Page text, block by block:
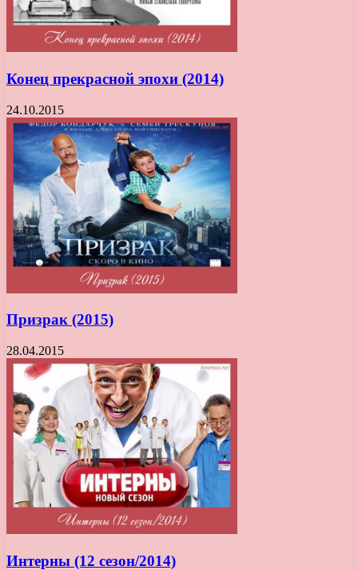
Конец прекрасной эпохи (2014)
24.10.2015
Призрак (2015)
28.04.2015
Интерны (12 сезон/2014)